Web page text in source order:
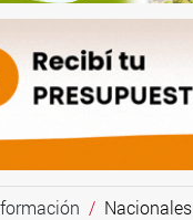
Nacionales